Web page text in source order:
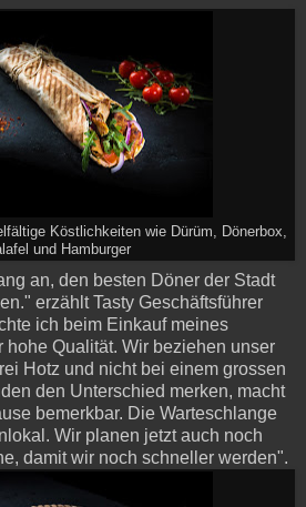
Köstlichkeiten wie Dürüm, Dönerbox,
und Hamburger
an, den besten Döner der Stadt
erzählt Tasty Geschäftsführer
ich beim Einkauf meines
hohe Qualität. Wir beziehen unser
Hotz und nicht bei einem grossen
den Unterschied merken, macht
bemerkbar. Die Warteschlange
Wir planen jetzt auch noch
damit wir noch schneller werden".